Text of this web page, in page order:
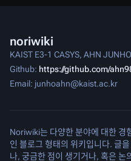
noriwiki
KAIST E3-1 CASYS, AHN JUNHO
Github: https://github.com/
Email: junhoahn@kaist.ac.kr
Noriwiki는 다양한 분야에 대한 경
인 블로그 형태의 위키입니다. 글
나, 궁금한 점이 생기거나, 혹은 논